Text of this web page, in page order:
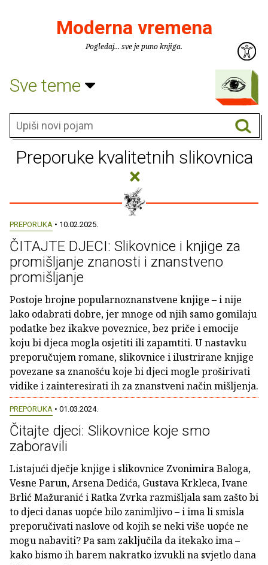
Moderna vremena
Pogledaj... sve je puno knjiga.
Sve teme
Preporuke kvalitetnih slikovnica
×
PREPORUKA • 10.02.2025.
ČITAJTE DJECI: Slikovnice i knjige za
promišljanje znanosti i znanstveno
promišljanje
Postoje brojne popularnoznanstvene knjige – i nije
lako odabrati dobre, jer mnoge od njih samo gomilaju
podatke bez ikakve poveznice, bez priče i emocije
koju bi djeca mogla osjetiti ili zapamtiti. U nastavku
preporučujem romane, slikovnice i ilustrirane knjige
povezane sa znanošću koje bi djeci mogle proširivati
vidike i zainteresirati ih za znanstveni način mišljenja.
PREPORUKA • 01.03.2024.
Čitajte djeci: Slikovnice koje smo
zaboravili
Listajući dječje knjige i slikovnice Zvonimira Baloga,
Vesne Parun, Arsena Dedića, Gustava Krkleca, Ivane
Brlić Mažuranić i Ratka Zvrka razmišljala sam zašto bi
to djeci danas uopće bilo zanimljivo – i ima li smisla
preporučivati naslove od kojih se neki više uopće ne
mogu nabaviti? Pa sam zaključila da itekako ima –
kako bismo ih barem nakratko izvukli na svjetlo dana